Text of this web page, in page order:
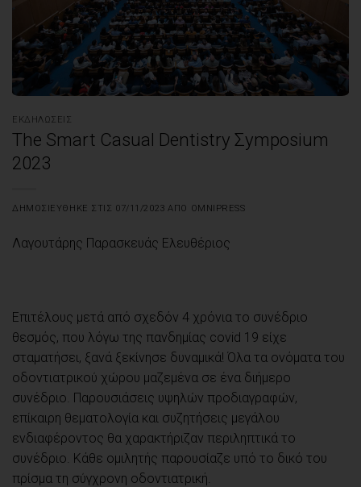
ΕΚΔΗΛΏΣΕΙΣ
The Smart Casual Dentistry Σymposium
2023
ΔΗΜΟΣΙΕΎΘΗΚΕ ΣΤΙΣ 07/11/2023 ΑΠΌ OMNIPRESS
Λαγουτάρης Παρασκευάς Ελευθέριος
Επιτέλους μετά από σχεδόν 4 χρόνια το συνέδριο
θεσμός, που λόγω της πανδημίας covid 19 είχε
σταματήσει, ξανά ξεκίνησε δυναμικά! Όλα τα ονόματα του
οδοντιατρικού χώρου μαζεμένα σε ένα διήμερο
συνέδριο. Παρουσιάσεις υψηλών προδιαγραφών,
επίκαιρη θεματολογία και συζητήσεις μεγάλου
ενδιαφέροντος θα χαρακτήριζαν περιληπτικά το
συνέδριο. Κάθε ομιλητής παρουσίαζε υπό το δικό του
πρίσμα τη σύγχρονη οδοντιατρική.